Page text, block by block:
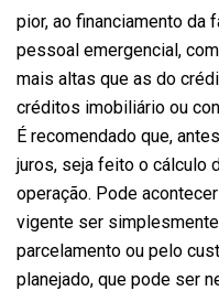
pior, ao financiamento da
pessoal emergencial,
mais altas que as do
créditos imobiliário ou
É recomendado que,
juros, seja feito o cálculo
operação. Pode
vigente ser
parcelamento ou pelo
planejado, que pode ser